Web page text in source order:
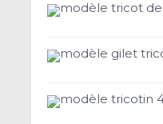
modèle tricot
modèle gilet
modèle tricotin